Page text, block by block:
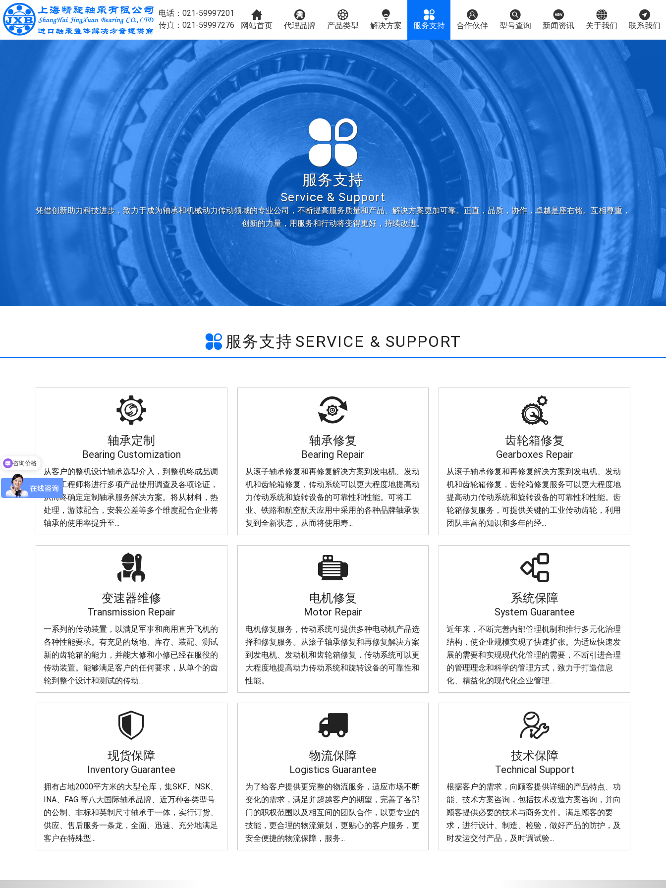
电话：021-59997201
传真：021-59997276

网站首页

代理品牌

产品类型

解决方案

服务支持

合作伙伴

型号查询

新闻资讯

关于我们

联系我们

服务支持
Service & Support
凭借创新助力科技进步，致力于成为轴承和机械动力传动领域的专业公司，不断提高服务质量和产品、解决方案更加可靠。正直，品质，协作，卓越是座右铭。互相尊重，
创新的力量，用服务和行动将变得更好，持续改进。
 服务支持 SERVICE & SUPPORT

轴承定制
Bearing Customization
从客户的整机设计轴承选型介入，到整机终成品调
试，工程师将进行多项产品使用调查及各项论证，
从而终确定定制轴承服务解决方案。将从材料，热
处理，游隙配合，安装公差等多个维度配合企业将
轴承的使用率提升至...

轴承修复
Bearing Repair
从滚子轴承修复和再修复解决方案到发电机、发动
机和齿轮箱修复，传动系统可以更大程度地提高动
力传动系统和旋转设备的可靠性和性能。可将工
业、铁路和航空航天应用中采用的各种品牌轴承恢
复到全新状态，从而将使用寿...

齿轮箱修复
Gearboxes Repair
从滚子轴承修复和再修复解决方案到发电机、发动
机和齿轮箱修复，齿轮箱修复服务可以更大程度地
提高动力传动系统和旋转设备的可靠性和性能。齿
轮箱修复服务，可提供关键的工业传动齿轮，利用
团队丰富的知识和多年的经...

变速器维修
Transmission Repair
一系列的传动装置，以满足军事和商用直升飞机的
各种性能要求。有充足的场地、库存、装配、测试
新的齿轮箱的能力，并能大修和小修已经在服役的
传动装置。能够满足客户的任何要求，从单个的齿
轮到整个设计和测试的传动...

电机修复
Motor Repair
电机修复服务，传动系统可提供多种电动机产品选
择和修复服务。从滚子轴承修复和再修复解决方案
到发电机、发动机和齿轮箱修复，传动系统可以更
大程度地提高动力传动系统和旋转设备的可靠性和
性能。

系统保障
System Guarantee
近年来，不断完善内部管理机制和推行多元化治理
结构，使企业规模实现了快速扩张。为适应快速发
展的需要和实现现代化管理的需要，不断引进合理
的管理理念和科学的管理方式，致力于打造信息
化、精益化的现代化企业管理...

现货保障
Inventory Guarantee
拥有占地2000平方米的大型仓库，集SKF、NSK、
INA、FAG 等八大国际轴承品牌、近万种各类型号
的公制、非标和英制尺寸轴承于一体，实行订货、
供应、售后服务一条龙，全面、迅速、充分地满足
客户在特殊型...

物流保障
Logistics Guarantee
为了给客户提供更完整的物流服务，适应市场不断
变化的需求，满足并超越客户的期望，完善了各部
门的职权范围以及相互间的团队合作，以更专业的
技能，更合理的物流策划，更贴心的客户服务，更
安全便捷的物流保障，服务...

技术保障
Technical Support
根据客户的需求，向顾客提供详细的产品特点、功
能、技术方案咨询，包括技术改造方案咨询，并向
顾客提供必要的技术与商务文件。满足顾客的要
求，进行设计、制造、检验，做好产品的防护，及
时发运交付产品，及时调试验...
可以介绍下你们的产品么